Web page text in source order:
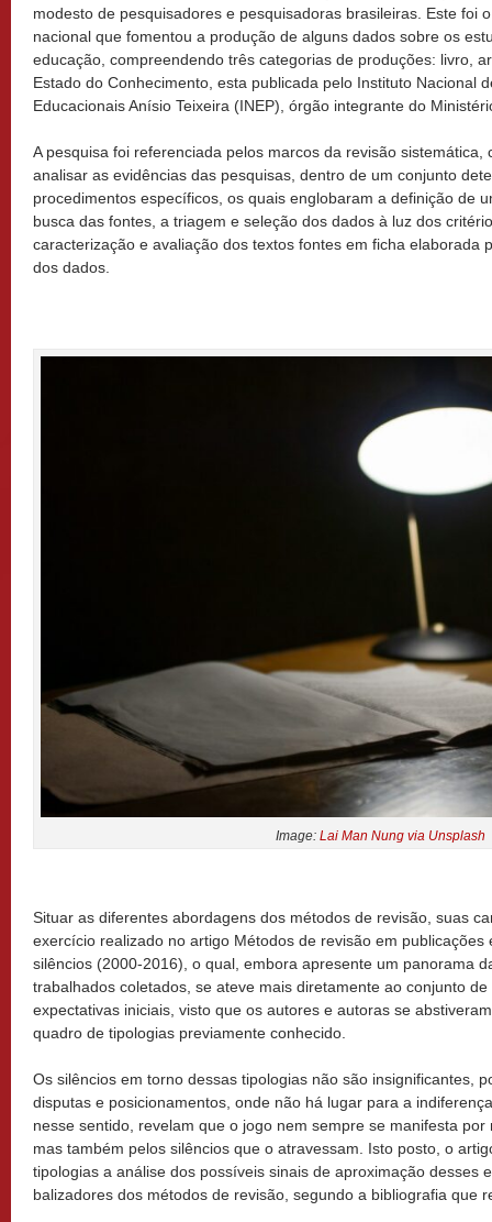
modesto de pesquisadores e pesquisadoras brasileiras. Este foi
nacional que fomentou a produção de alguns dados sobre os
educação, compreendendo três categorias de produções: livro,
Estado do Conhecimento, esta publicada pelo Instituto Nacional
Educacionais Anísio Teixeira (INEP), órgão integrante do
A pesquisa foi referenciada pelos marcos da revisão sistemática,
analisar as evidências das pesquisas, dentro de um conjunto
procedimentos específicos, os quais englobaram a definição de
busca das fontes, a triagem e seleção dos dados à luz dos
caracterização e avaliação dos textos fontes em ficha elaborada
dos dados.
Image: Lai Man Nung via Unsplash
Situar as diferentes abordagens dos métodos de revisão, suas
exercício realizado no artigo Métodos de revisão em publicações
silêncios (2000-2016), o qual, embora apresente um panorama
trabalhados coletados, se ateve mais diretamente ao conjunto
expectativas iniciais, visto que os autores e autoras se
quadro de tipologias previamente conhecido.
Os silêncios em torno dessas tipologias não são insignificantes,
disputas e posicionamentos, onde não há lugar para a
nesse sentido, revelam que o jogo nem sempre se manifesta
mas também pelos silêncios que o atravessam. Isto posto, o
tipologias a análise dos possíveis sinais de aproximação desses
balizadores dos métodos de revisão, segundo a bibliografia que